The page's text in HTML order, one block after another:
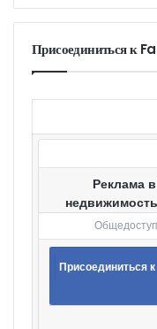
т
г
и
Присоединиться к
Реклама
Присоединиться к